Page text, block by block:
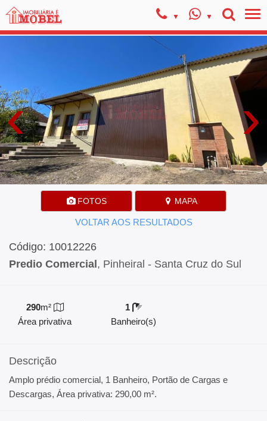
‹ ›
FOTOS MAPA
VOLTAR AOS RESULTADOS
Código: 10012226
Predio Comercial , Pinheiral - Santa Cruz do Sul
290m²
Área privativa
1
Banheiro(s)
Descrição
Amplo prédio comercial, 1 Banheiro, Portão de Cargas e
Descargas, Área privativa: 290,00 m².